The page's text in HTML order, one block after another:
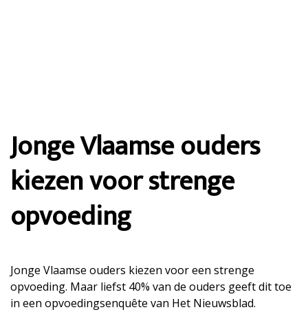
Jonge Vlaamse ouders
kiezen voor strenge
opvoeding
Jonge Vlaamse ouders kiezen voor een strenge
opvoeding. Maar liefst 40% van de ouders geeft dit toe
in een opvoedingsenquête van Het Nieuwsblad.